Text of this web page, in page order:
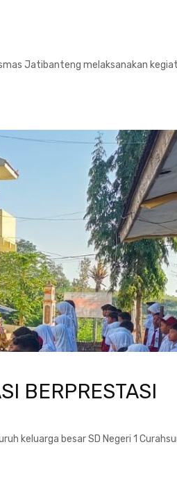
Jatibanteng melaksanakan
BERPRESTASI
keluarga besar SD Negeri 1